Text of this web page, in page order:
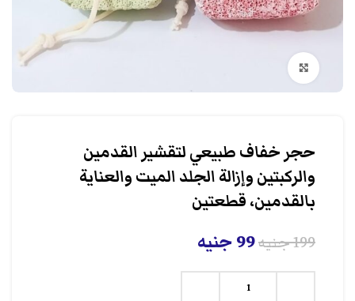
حجر خفاف طبيعي لتقشير القدمين
والركبتين وإزالة الجلد الميت والعناية
بالقدمين، قطعتين
199جنيه99جنيه